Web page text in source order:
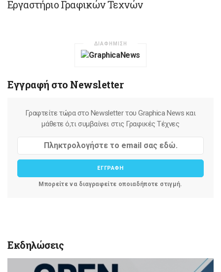
Εργαστήριο Γραφικών Τεχνών
ΔΙΑΦΗΜΙΣΗ
Εγγραφή στο Newsletter
Γραφτείτε τώρα στο Newsletter του Graphica News και
μάθετε ό,τι συμβαίνει στις Γραφικές Τέχνες
ΕΓΓΡΑΦΗ
Μπορείτε να διαγραφείτε οποιαδήποτε στιγμή.
Εκδηλώσεις